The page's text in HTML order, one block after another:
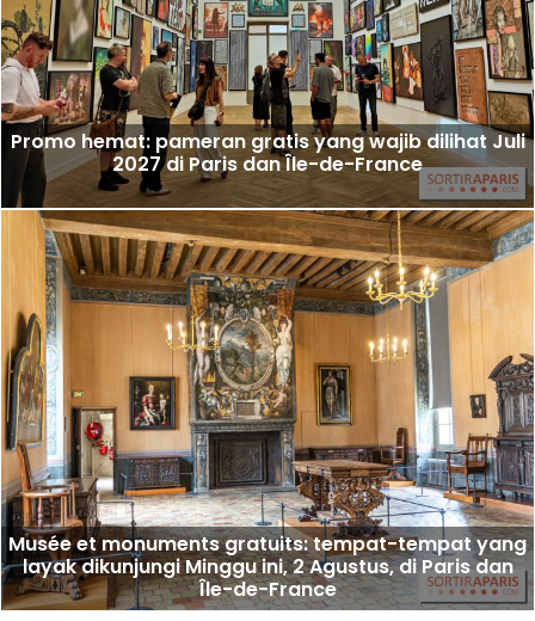
Promo hemat: pameran gratis yang wajib dilihat Juli
2027 di Paris dan Île-de-France
Musée et monuments gratuits: tempat-tempat yang
layak dikunjungi Minggu ini, 2 Agustus, di Paris dan
Île-de-France